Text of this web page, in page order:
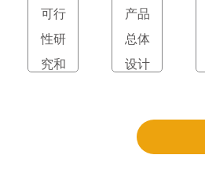
可行
性研
究和
产品
总体
设计